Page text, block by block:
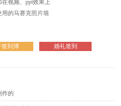
视频、ppt效果上
的马赛克照片墙
签到簿
婚礼签到
作的